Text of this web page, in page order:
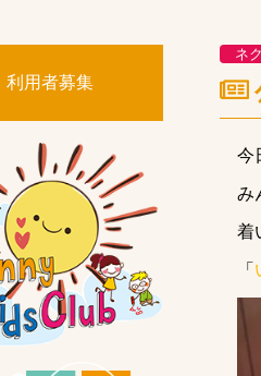
ネ
今
み
着
「
利用者募集